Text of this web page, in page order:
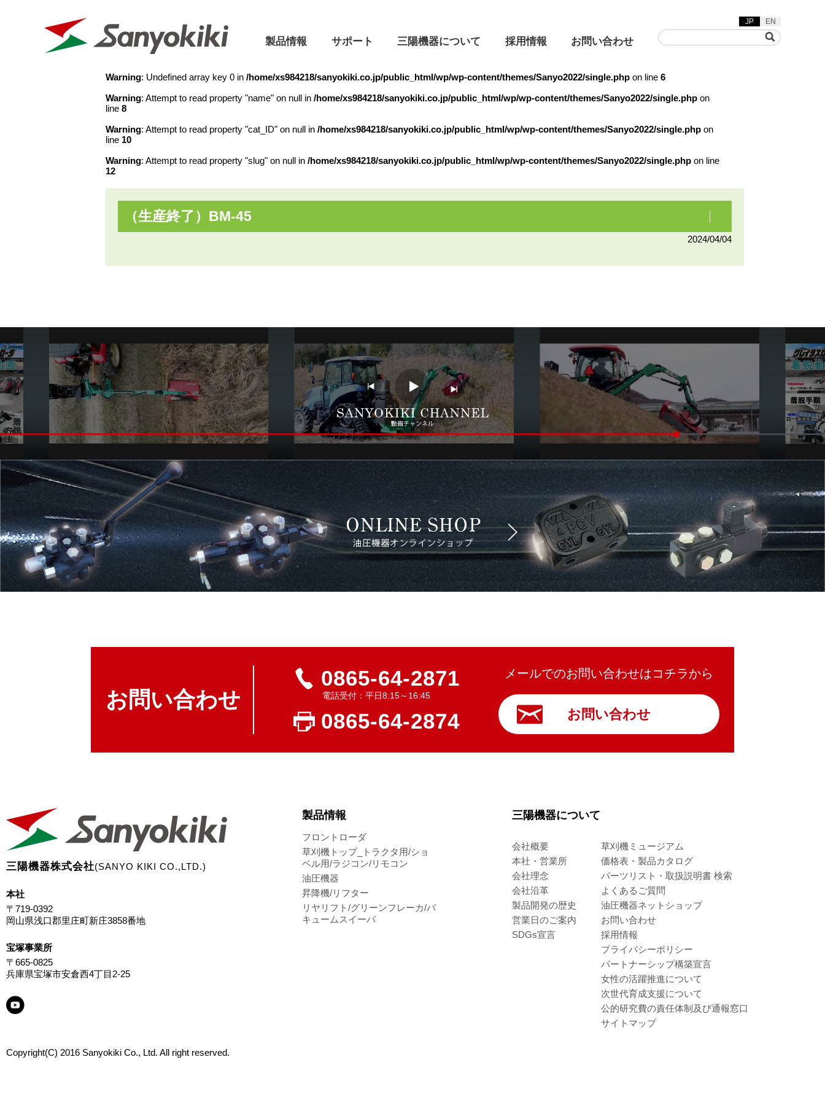
製品情報 サポート
カタログ
価格表
パーツリスト
フロントローダ
草刈機
三陽機器について
三陽機器について
会社沿革
製品開発の歴史
営業日のご案内
採用情報 お問い合わせ
JP EN
Warning: Undefined array key 0 in /home/xs984218/sanyokiki.co.jp/public_html/wp/wp-content/themes/Sanyo2022/single.php on line 6
Warning: Attempt to read property "name" on null in /home/xs984218/sanyokiki.co.jp/public_html/wp/wp-content/themes/Sanyo2022/single.php on
line 8
Warning: Attempt to read property "cat_ID" on null in /home/xs984218/sanyokiki.co.jp/public_html/wp/wp-content/themes/Sanyo2022/single.php on
line 10
Warning: Attempt to read property "slug" on null in /home/xs984218/sanyokiki.co.jp/public_html/wp/wp-content/themes/Sanyo2022/single.php on line
12
（生産終了）BM-45
2024/04/04
お問い合わせ
0865-64-2871
電話受付：平日8:15～16:45
0865-64-2874
メールでのお問い合わせはコチラから
お問い合わせ
三陽機器株式会社(SANYO KIKI CO.,LTD.)
本社
〒719-0392
岡山県浅口郡里庄町新庄3858番地
宝塚事業所
〒665-0825
兵庫県宝塚市安倉西4丁目2-25
製品情報
フロントローダ
草刈機トップ_トラクタ用/ショ
ベル用/ラジコン/リモコン
油圧機器
昇降機/リフター
リヤリフト/グリーンフレーカ/バ
キュームスイーパ
三陽機器について
会社概要
本社・営業所
会社理念
会社沿革
製品開発の歴史
営業日のご案内
SDGs宣言
草刈機ミュージアム
価格表・製品カタログ
パーツリスト・取扱説明書 検索
よくあるご質問
油圧機器ネットショップ
お問い合わせ
採用情報
プライバシーポリシー
パートナーシップ構築宣言
女性の活躍推進について
次世代育成支援について
公的研究費の責任体制及び通報窓口
サイトマップ
Copyright(C) 2016 Sanyokiki Co., Ltd. All right reserved.